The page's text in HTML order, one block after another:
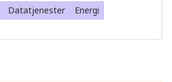
Datatjenester Energi